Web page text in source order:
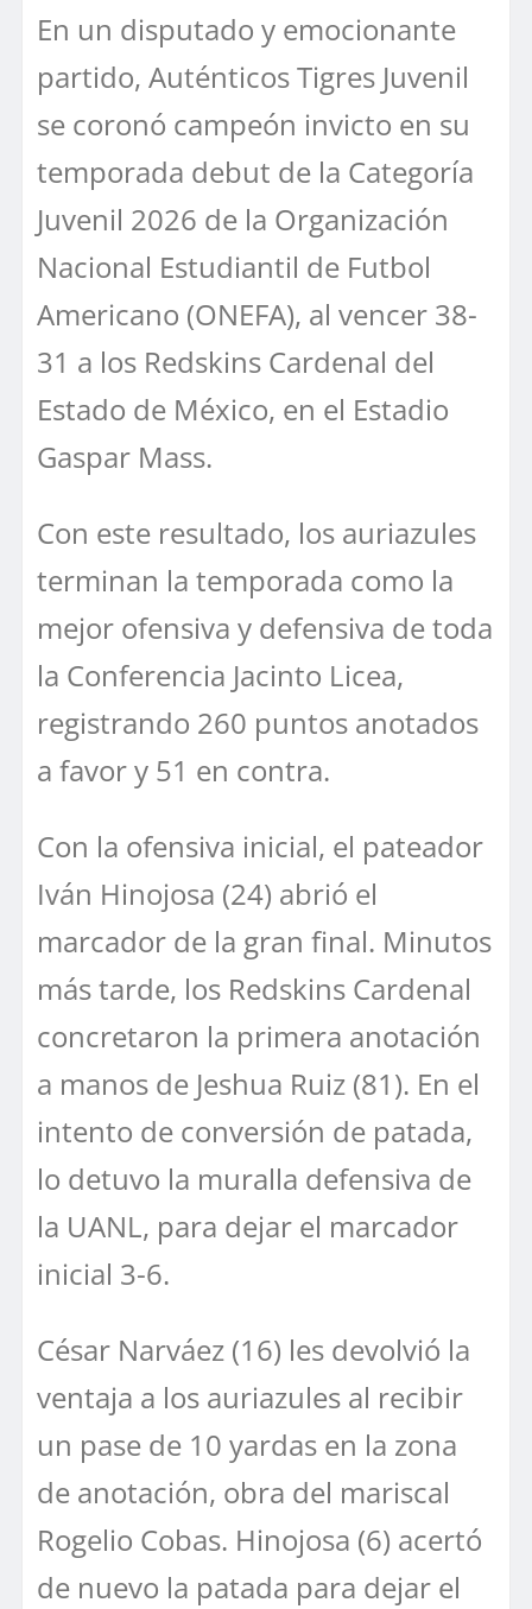
En un disputado y emocionante
partido, Auténticos Tigres Juvenil
se coronó campeón invicto en su
temporada debut de la Categoría
Juvenil 2026 de la Organización
Nacional Estudiantil de Futbol
Americano (ONEFA), al vencer 38-
31 a los Redskins Cardenal del
Estado de México, en el Estadio
Gaspar Mass.
Con este resultado, los auriazules
terminan la temporada como la
mejor ofensiva y defensiva de toda
la Conferencia Jacinto Licea,
registrando 260 puntos anotados
a favor y 51 en contra.
Con la ofensiva inicial, el pateador
Iván Hinojosa (24) abrió el
marcador de la gran final. Minutos
más tarde, los Redskins Cardenal
concretaron la primera anotación
a manos de Jeshua Ruiz (81). En el
intento de conversión de patada,
lo detuvo la muralla defensiva de
la UANL, para dejar el marcador
inicial 3-6.
César Narváez (16) les devolvió la
ventaja a los auriazules al recibir
un pase de 10 yardas en la zona
de anotación, obra del mariscal
Rogelio Cobas. Hinojosa (6) acertó
de nuevo la patada para dejar el